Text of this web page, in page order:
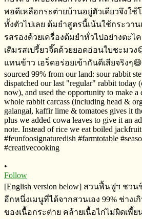
•
Follow
[English version below] สวนฟื้นฟูฯ​ ชว
อีกหนึ่งเมนูที่ได้จากสวนเอง​ 99% ช่าง
ของ​เนื้อกระต่าย​ คล้ายเนื้อไก่ไม่ผิดเพี้ย